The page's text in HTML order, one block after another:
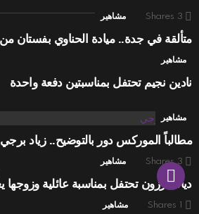
3
Shares مشاهير
متألقة في جدة.. ميادة الحناوي بفستان
مشاهير
نادين نجيم تحتفل بمناسبتين دفعة واحدة
مشاهير
مطالباً الموركس دور بالتوضيح.. زياد
3
Shares مشاهير
ديانا كرزون تحتفل بمناسبة عائلية وزوجها
Shares مشاهير